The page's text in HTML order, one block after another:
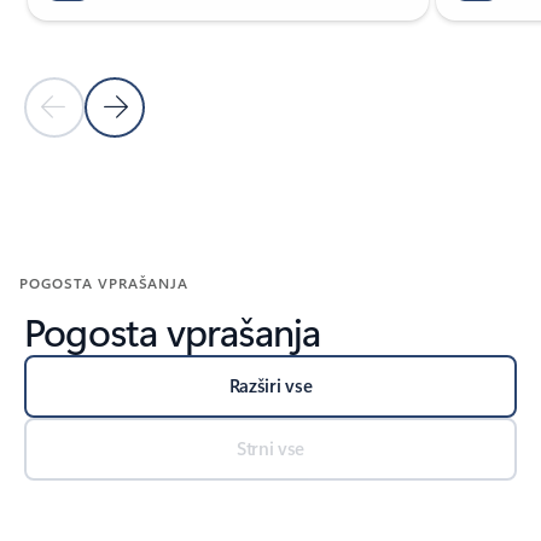
Prejšnji diapozitiv
Naslednji diapozitiv
POGOSTA VPRAŠANJA
Pogosta vprašanja
Razširi vse
Strni vse